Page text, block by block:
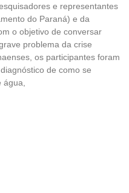
e representantes
do Paraná) e da
o objetivo de conversar
problema da crise
os participantes foram
de como se